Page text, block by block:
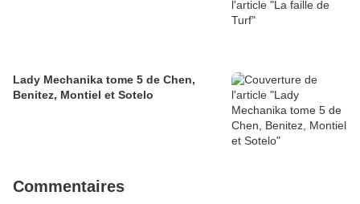
Lady Mechanika tome 5 de Chen,
Benitez, Montiel et Sotelo
Commentaires